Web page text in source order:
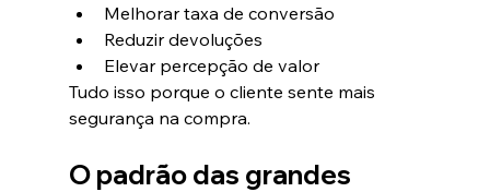
Melhorar taxa de conversão
Reduzir devoluções
Elevar percepção de valor
Tudo isso porque o cliente sente mais
segurança na compra.
O padrão das grandes